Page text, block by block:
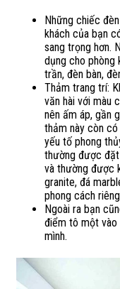
Những chiếc
khách của bạn
sang trọng hơn.
dụng cho phòng
trần, đèn bàn,
Thảm trang trí:
văn hài với màu
nên ấm áp, gần
thảm này còn
yếu tố phong
thường được
và thường được
granite, đá
phong cách
Ngoài ra bạn
điểm tô một vào
mình.